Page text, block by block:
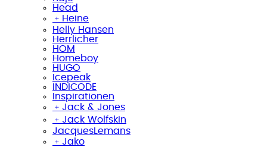
Head
﹢ Heine
Helly Hansen
Herrlicher
HOM
Homeboy
HUGO
Icepeak
INDICODE
Inspirationen
﹢ Jack & Jones
﹢ Jack Wolfskin
JacquesLemans
﹢ Jako